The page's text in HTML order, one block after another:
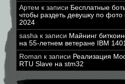
Артем к записи Бесплатные
чтобы раздеть девушку по фото
2024
sasha к записи Майнинг
на 55-летнем ветеране IBM
Roman к записи Реализация
RTU Slave на stm32